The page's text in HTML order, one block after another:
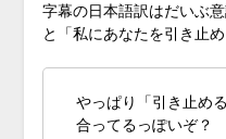
字幕の日本語訳はだいぶ
と「私にあなたを引き止
やっぱり「引き止め
合ってるっぽいぞ？